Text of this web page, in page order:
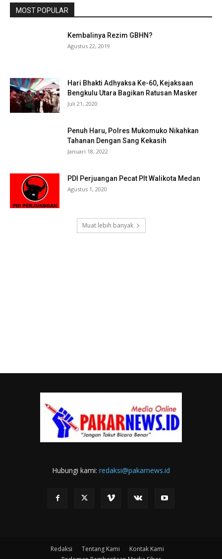
MOST POPULAR
Kembalinya Rezim GBHN?
Agustus 22, 2019
Hari Bhakti Adhyaksa Ke-60, Kejaksaan
Bengkulu Utara Bagikan Ratusan Masker
Juli 21, 2020
Penuh Haru, Polres Mukomuko Nikahkan
Tahanan Dengan Sang Kekasih
Januari 18, 2022
PDI Perjuangan Pecat Plt Walikota Medan
Agustus 1, 2020
Muat lebih banyak
Hubungi kami: redaksi@pakarnews.id
Redaksi Tentang Kami
Kontak Kami